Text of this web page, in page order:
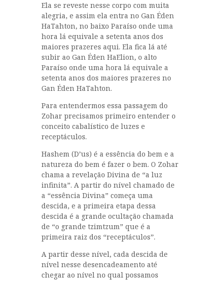
Ela se reveste nesse corpo com muita
alegria, e assim ela entra no Gan Éden
HaTahton, no baixo Paraíso onde uma
hora lá equivale a setenta anos dos
maiores prazeres aqui. Ela fica lá até
subir ao Gan Éden HaElion, o alto
Paraíso onde uma hora lá equivale a
setenta anos dos maiores prazeres no
Gan Éden HaTahton.
Para entendermos essa passagem do
Zohar precisamos primeiro entender o
conceito cabalístico de luzes e
receptáculos.
Hashem (D’us) é a essência do bem e a
natureza do bem é fazer o bem. O Zohar
chama a revelação Divina de “a luz
infinita”. A partir do nível chamado de
a “essência Divina” começa uma
descida, e a primeira etapa dessa
descida é a grande ocultação chamada
de “o grande tzimtzum” que é a
primeira raiz dos “receptáculos”.
A partir desse nível, cada descida de
nível nesse desencadeamento até
chegar ao nível no qual possamos